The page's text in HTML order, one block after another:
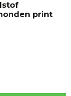
print